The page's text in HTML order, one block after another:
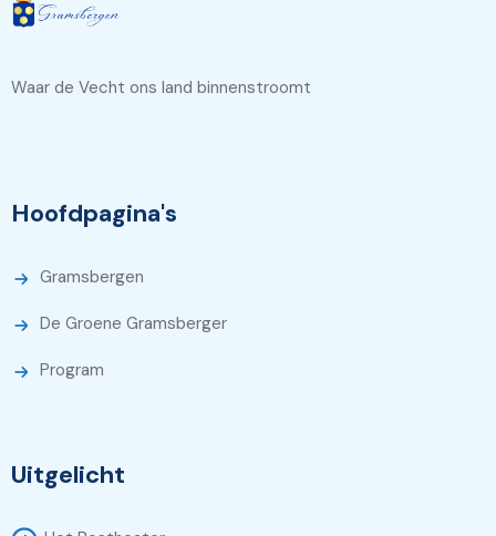
Waar de Vecht ons land binnenstroomt
Hoofdpagina's
Gramsbergen
De Groene Gramsberger
Program
Uitgelicht